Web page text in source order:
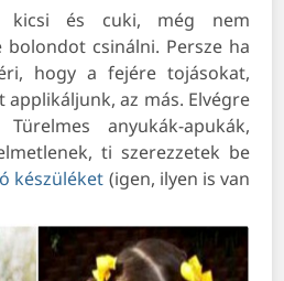
kicsi és cuki, még nem
csinálni. Persze ha
hogy a fejére tojásokat,
applikáljunk, az más. Elvégre
anyukák-apukák,
ti szerezzetek be
készüléket (igen, ilyen is van